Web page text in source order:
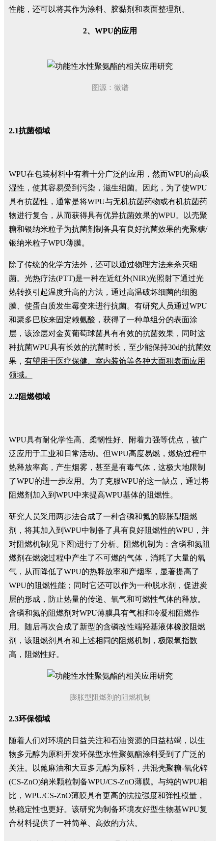
性能，还可以将其作为涂料、胶黏剂和表面整理剂。
2、WPU的应用
图源：微谱
2.1抗菌领域
WPU在包装材料中有着十分广泛的应用，然而WPU的高吸
湿性，使其容易受到污染，滋生细菌。因此，为了使WPU
具有抗菌性，通常是将WPU与无机抗菌药物或有机抗菌药
物进行复合，从而获得具有优异抗菌效果的WPU。以壳聚
糖和银纳米粒子为抗菌剂制备具有良好抗菌效果的壳聚糖/
银纳米粒子WPU薄膜。
除了传统的化学方法外，还可以通过物理方法来杀灭细
菌。光热疗法(PTT)是一种在近红外(NIR)光照射下通过光
热转换引起温度升高的方法，通过高温破坏细菌的细胞
膜、使蛋白质发生霉变来进行抗菌。有研究人员通过WPU
和聚多巴胺来固定赖氨酸，获得了一种单组分的表面涂
层，该涂层对金黄葡萄球菌具有有效的抗菌效果，同时这
种抗菌WPU具有长效的抗菌时长，至少能保持30d的抗菌效
果， 有望用于医疗保健、室内装饰等各种大面积表面应用
领域。
2.2阻燃领域
WPU具有耐化学性高、柔韧性好、附着力强等优点，被广
泛应用于工业和日常活动。但WPU高度易燃，燃烧过程中
热释放率高，产生烟雾，甚至是有毒气体，这极大地限制
了WPU的进一步应用。为了克服WPU的这一缺点，通过将
阻燃剂加入到WPU中来提高WPU基体的阻燃性。
研究人员采用两步法合成了一种含磷和氮的膨胀型阻燃
剂，将其加入到WPU中制备了具有良好阻燃性的WPU，并
对阻燃机制(见下图)进行了分析。阻燃机制为：含磷和氮阻
燃剂在燃烧过程中产生了不可燃的气体，消耗了大量的氧
气，从而降低了WPU的热释放率和产烟率，显著提高了
WPU的阻燃性能；同时它还可以作为一种脱水剂，促进炭
层的形成，防止热量的传递、氧气和可燃性气体的释放。
含磷和氮的阻燃剂对WPU薄膜具有气相和冷凝相阻燃作
用。随后再次合成了新型的含磷改性端羟基液体橡胶阻燃
剂，该阻燃剂具有和上述相同的阻燃机制，极限氧指数
高，阻燃性好。
膨胀型阻燃剂的阻燃机制
2.3环保领域
随着人们对环境的日益关注和石油资源的日益枯竭，以生
物多元醇为原料开发环保型水性聚氨酯涂料受到了广泛的
关注。以蓖麻油和大豆多元醇为原料，共混壳聚糖-氧化锌
(CS-ZnO)纳米颗粒制备WPU/CS-ZnO薄膜。与纯的WPU相
比，WPU/CS-ZnO薄膜具有更高的抗拉强度和弹性模量，
热稳定性也更好。该研究为制备环境友好型生物基WPU复
合材料提供了一种简单、高效的方法。